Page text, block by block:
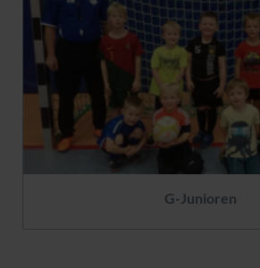
G-Junioren